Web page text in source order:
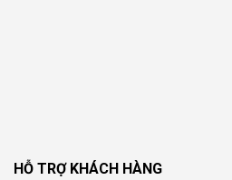
HỖ TRỢ KHÁCH HÀNG